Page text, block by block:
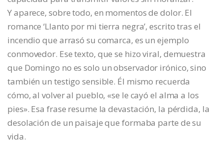
Y aparece, sobre todo, en momentos de dolor. El
romance ‘Llanto por mi tierra negra’, escrito tras el
incendio que arrasó su comarca, es un ejemplo
conmovedor. Ese texto, que se hizo viral, demuestra
que Domingo no es solo un observador irónico, sino
también un testigo sensible. Él mismo recuerda
cómo, al volver al pueblo, «se le cayó el alma a los
pies». Esa frase resume la devastación, la pérdida, la
desolación de un paisaje que formaba parte de su
vida.